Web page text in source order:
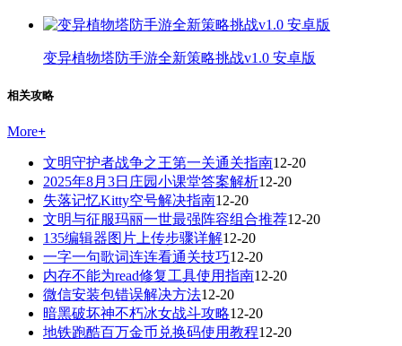
变异植物塔防手游全新策略挑战v1.0 安卓版
相关攻略
More+
文明守护者战争之王第一关通关指南12-20
2025年8月3日庄园小课堂答案解析12-20
失落记忆Kitty空号解决指南12-20
文明与征服玛丽一世最强阵容组合推荐12-20
135编辑器图片上传步骤详解12-20
一字一句歌词连连看通关技巧12-20
内存不能为read修复工具使用指南12-20
微信安装包错误解决方法12-20
暗黑破坏神不朽冰女战斗攻略12-20
地铁跑酷百万金币兑换码使用教程12-20